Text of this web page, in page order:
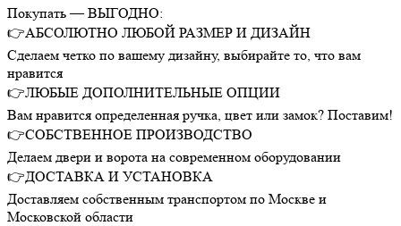
Покупать — ВЫГОДНО:
👉АБСОЛЮТНО ЛЮБОЙ РАЗМЕР И ДИЗАЙН
Сделаем четко по вашему дизайну, выбирайте то, что вам
нравится
👉ЛЮБЫЕ ДОПОЛНИТЕЛЬНЫЕ ОПЦИИ
Вам нравится определенная ручка, цвет или замок? Поставим!
👉СОБСТВЕННОЕ ПРОИЗВОДСТВО
Делаем двери и ворота на современном оборудовании
👉ДОСТАВКА И УСТАНОВКА
Доставляем собственным транспортом по Москве и
Московской области